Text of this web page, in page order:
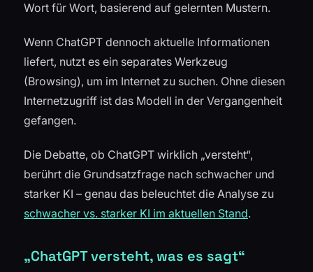
Wort für Wort, basierend auf gelernten Mustern.
Wenn ChatGPT dennoch aktuelle Informationen
liefert, nutzt es ein separates Werkzeug
(Browsing), um im Internet zu suchen. Ohne diesen
Internetzugriff ist das Modell in der Vergangenheit
gefangen.
Die Debatte, ob ChatGPT wirklich „versteht“,
berührt die Grundsatzfrage nach schwacher und
starker KI – genau das beleuchtet die Analyse zu
schwacher vs. starker KI im aktuellen Stand.
„ChatGPT versteht, was es sagt“